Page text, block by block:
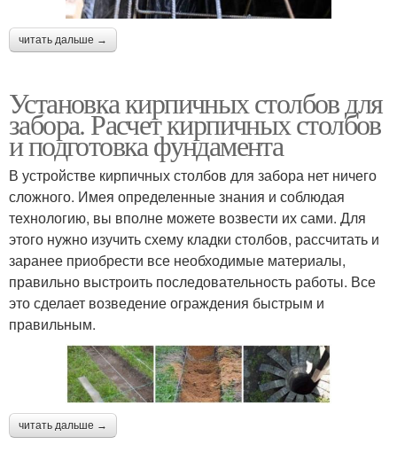
читать дальше →
Установка кирпичных столбов для
забора. Расчет кирпичных столбов
и подготовка фундамента
В устройстве кирпичных столбов для забора нет ничего
сложного. Имея определенные знания и соблюдая
технологию, вы вполне можете возвести их сами. Для
этого нужно изучить схему кладки столбов, рассчитать и
заранее приобрести все необходимые материалы,
правильно выстроить последовательность работы. Все
это сделает возведение ограждения быстрым и
правильным.
читать дальше →